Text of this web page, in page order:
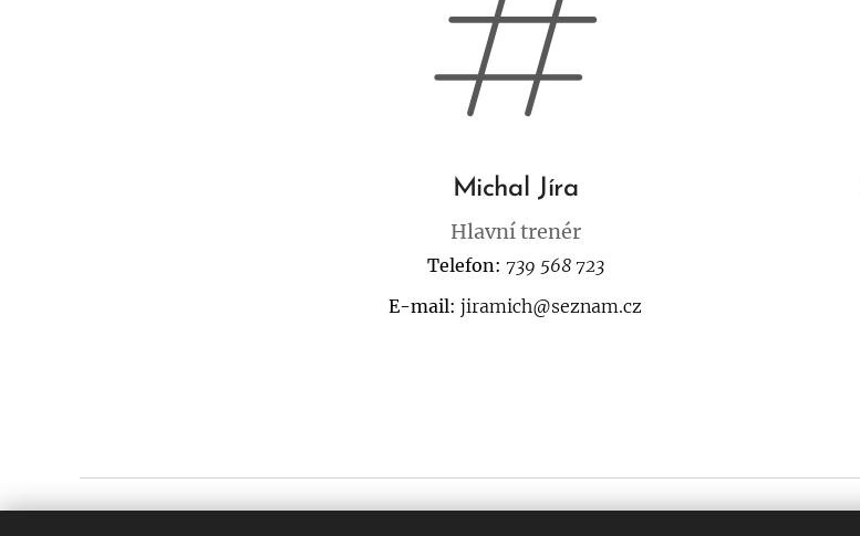
Michal Jíra
Hlavní trenér
Telefon: 739 568 723
E-mail: jiramich@seznam.cz